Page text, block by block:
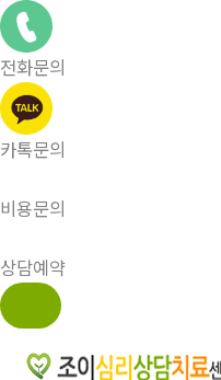
전화문의
카톡문의
비용문의
상담예약